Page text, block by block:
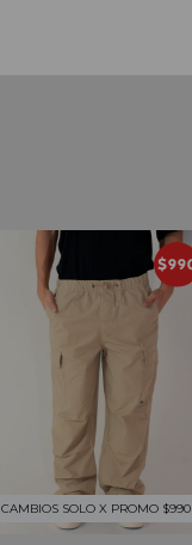
CAMBIOS SOLO X PROMO $990